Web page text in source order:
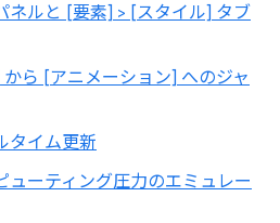
ネルと [要素] > [スタイル] タブ
ら [アニメーション] へのジャ
タイム更新
ューティング圧力のエミュレー